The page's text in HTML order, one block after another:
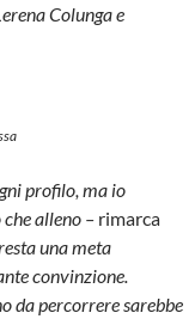
Colunga e
profilo, ma io
alleno – rimarca
una meta
convinzione.
da percorrere sarebbe